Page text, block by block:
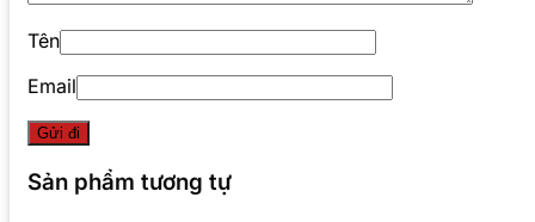
Tên
Email
Sản phẩm tương tự